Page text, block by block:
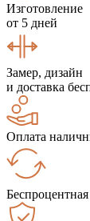
Изготовление
от 5 дней
Замер, дизайн
и доставка
Оплата
Беспроцентная